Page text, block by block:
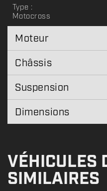
Type :
Motocross
Moteur
Châssis
Suspension
Dimensions
VÉHICULES
SIMILAIRES